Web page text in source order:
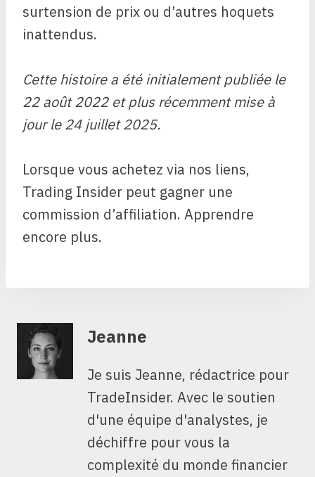
surtension de prix ou d’autres hoquets
inattendus.
Cette histoire a été initialement publiée le
22 août 2022 et plus récemment mise à
jour le 24 juillet 2025.
Lorsque vous achetez via nos liens,
Trading Insider peut gagner une
commission d’affiliation. Apprendre
encore plus.
Jeanne
Je suis Jeanne, rédactrice pour
TradeInsider. Avec le soutien
d'une équipe d'analystes, je
déchiffre pour vous la
complexité du monde financier